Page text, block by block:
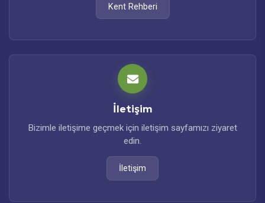
Kent Rehberi
İletişim
Bizimle iletişime geçmek için iletişim sayfamızı ziyaret
edin.
İletişim